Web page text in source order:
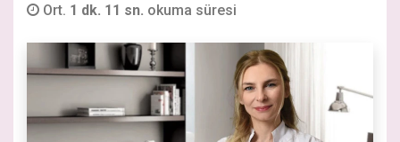
Ort. 1 dk. 11 sn. okuma süresi